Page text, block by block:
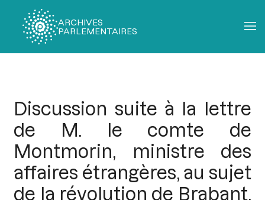
ARCHIVES
PARLEMENTAIRES
Discussion suite à la lettre
de M. le comte de
Montmorin, ministre des
affaires étrangères, au sujet
de la révolution de Brabant,